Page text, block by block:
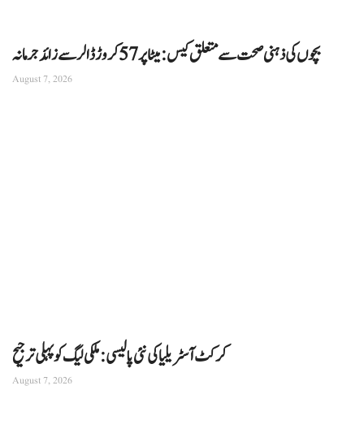
بچوں کی ذہنی صحت سے متعلق کیس: میٹا پر 57 کروڑ ڈالر سے زائد جرمانہ
August 7, 2026
کرکٹ آسٹریلیا کی نئی پالیسی: ملکی لیگ کو پہلی ترجیح
August 7, 2026